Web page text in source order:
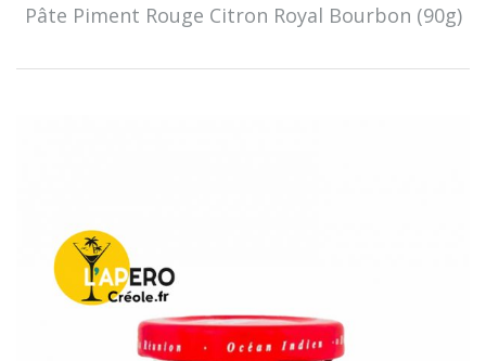
Pâte Piment Rouge Citron Royal Bourbon (90g)